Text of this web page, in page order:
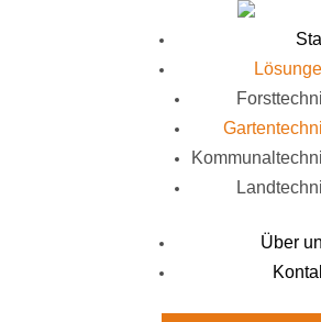
Über